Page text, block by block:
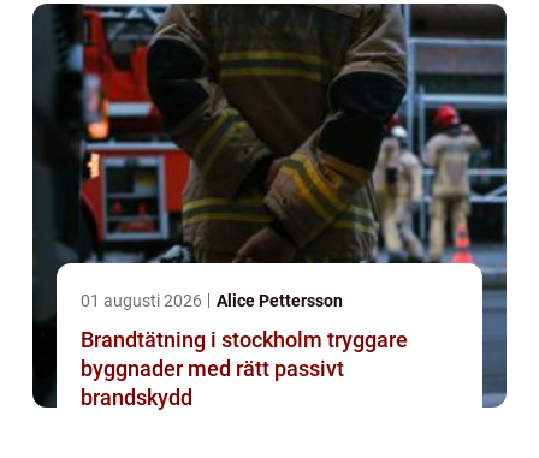
01 augusti 2026 Alice Pettersson
Brandtätning i stockholm tryggare
byggnader med rätt passivt
brandskydd